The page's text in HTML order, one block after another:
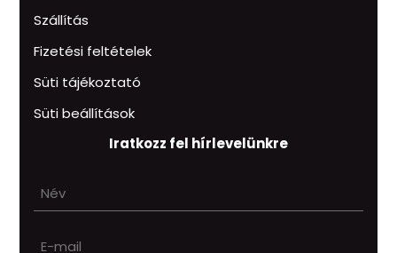
Szállítás
Fizetési feltételek
Süti tájékoztató
Süti beállítások
Iratkozz fel hírlevelünkre